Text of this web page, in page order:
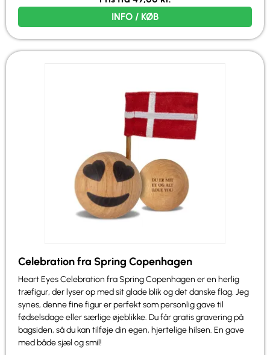
INFO / KØB
Celebration fra Spring Copenhagen
Heart Eyes Celebration fra Spring Copenhagen er en herlig
træfigur, der lyser op med sit glade blik og det danske flag. Jeg
synes, denne fine figur er perfekt som personlig gave til
fødselsdage eller særlige øjeblikke. Du får gratis gravering på
bagsiden, så du kan tilføje din egen, hjertelige hilsen. En gave
med både sjæl og smil!